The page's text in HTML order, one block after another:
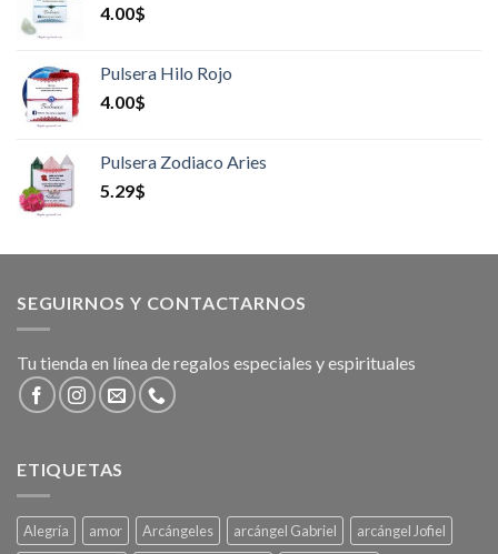
4.00$
Pulsera Hilo Rojo
4.00$
Pulsera Zodiaco Aries
5.29$
SEGUIRNOS Y CONTACTARNOS
Tu tienda en línea de regalos especiales y espirituales
ETIQUETAS
Alegría amor Arcángeles arcángel Gabriel
arcángel Jofiel